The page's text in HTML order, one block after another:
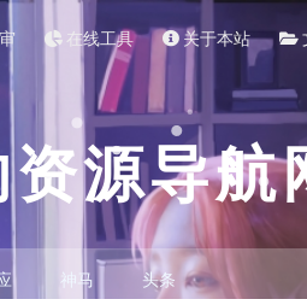
在线工具 关于本站
源导航
神马 头条